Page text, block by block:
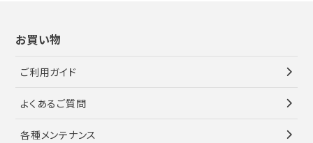
お買い物
ご利用ガイド
よくあるご質問
各種メンテナンス